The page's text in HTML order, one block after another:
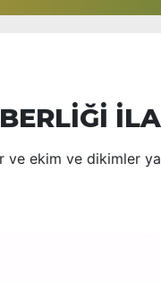
ekim ve dikimler